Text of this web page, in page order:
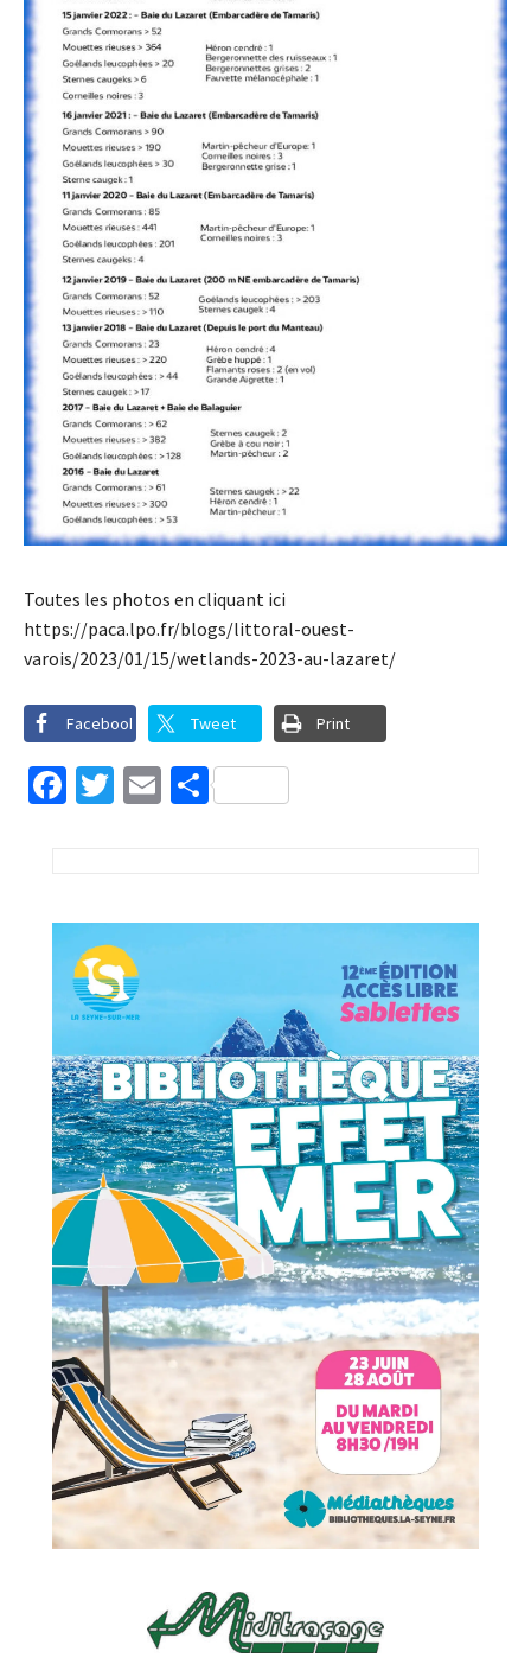
Toutes les photos en cliquant ici
https://paca.lpo.fr/blogs/littoral-ouest-
varois/2023/01/15/wetlands-2023-au-lazaret/
Facebook Tweet Print
Facebook
Twitter
EmailPartager